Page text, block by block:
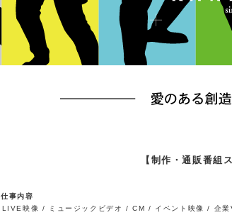
【制作・通販番組
仕事内容
LIVE映像 / ミュージックビデオ / CM / イベント映像 / 企